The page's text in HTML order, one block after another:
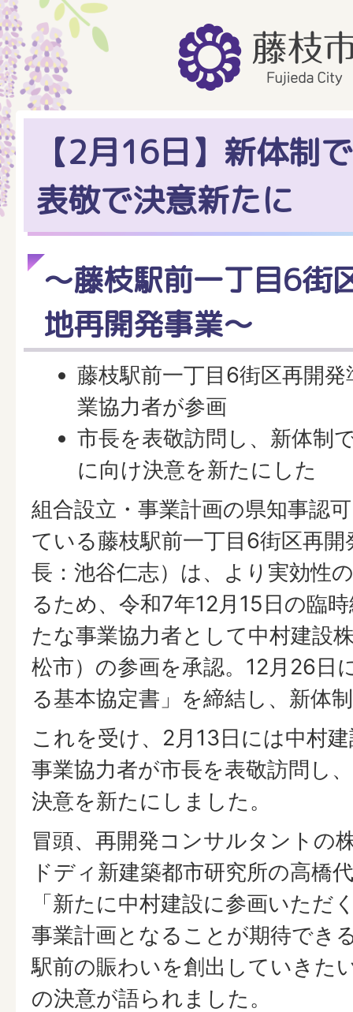
【2月16日】新体制
表敬で決意新たに
～藤枝駅前一丁目6街
地再開発事業～
藤枝駅前一丁目6街区再開
業協力者が参画
市長を表敬訪問し、新体制
に向け決意を新たにした
組合設立・事業計画の県知事認
ている藤枝駅前一丁目6街区再開
長：池谷仁志）は、より実効性
るため、令和7年12月15日の臨
たな事業協力者として中村建設
松市）の参画を承認。12月26日
る基本協定書」を締結し、新体
これを受け、2月13日には中村
事業協力者が市長を表敬訪問し
決意を新たにしました。
冒頭、再開発コンサルタントの
ドディ新建築都市研究所の高橋
「新たに中村建設に参画いただ
事業計画となることが期待でき
駅前の賑わいを創出していきた
の決意が語られました。